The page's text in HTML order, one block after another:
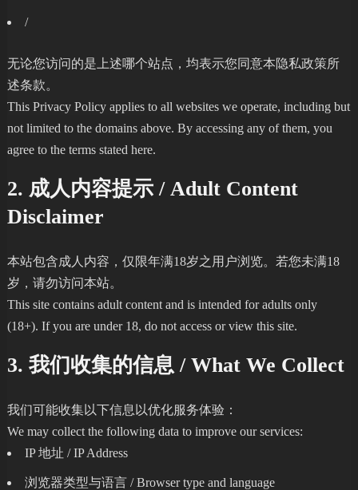
/
无论您访问的是上述哪个站点，均表示您同意本隐私政策所
述条款。
This Privacy Policy applies to all websites we operate, including but
not limited to the domains above. By accessing any of them, you
agree to the terms stated here.
2. 成人内容提示 / Adult Content
Disclaimer
本站包含成人内容，仅限年满18岁之用户浏览。若您未满18
岁，请勿访问本站。
This site contains adult content and is intended for adults only
(18+). If you are under 18, do not access or view this site.
3. 我们收集的信息 / What We Collect
我们可能收集以下信息以优化服务体验：
We may collect the following data to improve our services:
IP 地址 / IP Address
浏览器类型与语言 / Browser type and language